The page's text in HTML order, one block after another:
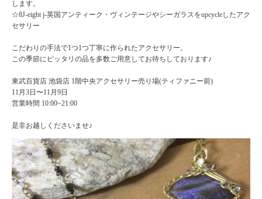
します。
☆8J-eight j-英国アンティーク・ヴィンテージやシーガラスをupcycleしたアク
セサリー
こだわりの手法で1つ1つ丁寧に作られたアクセサリー。
この季節にピッタリの品を多数ご用意してお待ちしております♪
東武百貨店 池袋店 1階中央アクセサリー売り場(ティファニー前)
11月3日〜11月9日
営業時間 10:00~21:00
是非お越しくださいませ♪